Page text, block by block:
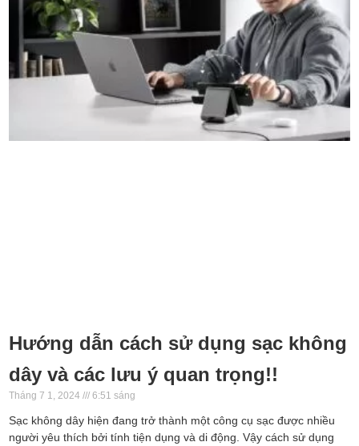
Hướng dẫn cách sử dụng sạc không
dây và các lưu ý quan trọng!!
Tháng 7 1, 2024 6:51 sáng
Sạc không dây hiện đang trở thành một công cụ sạc được nhiều
người yêu thích bởi tính tiện dụng và di động. Vậy cách sử dụng